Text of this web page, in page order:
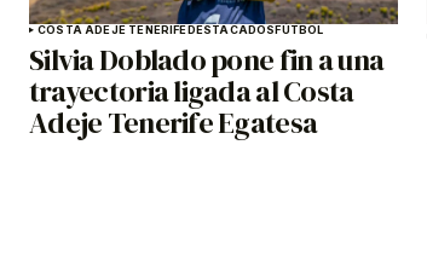
COSTA ADEJE TENERIFEDESTACADOSFÚTBOL
Silvia Doblado pone fin a una
trayectoria ligada al Costa
Adeje Tenerife Egatesa